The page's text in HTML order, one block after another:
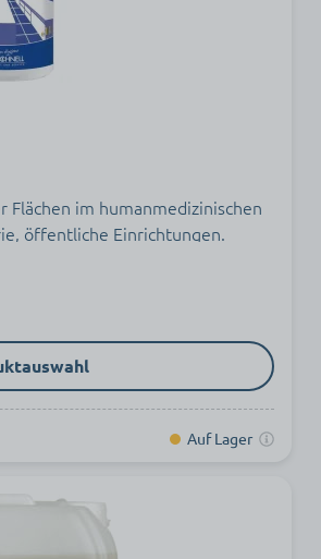
im humanmedizinischen
öffentliche Einrichtungen.
Auf Lager